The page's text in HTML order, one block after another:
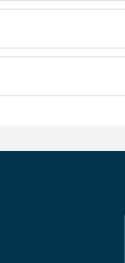
de afgelopen
en minimaal een